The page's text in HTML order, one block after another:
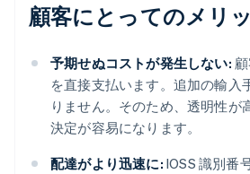
顧客にとってのメリ
予期せぬコストが発生しない:
を直接支払います。追加の輸入
りません。そのため、透明性が
決定が容易になります。
配達がより迅速に: IOSS 識別番